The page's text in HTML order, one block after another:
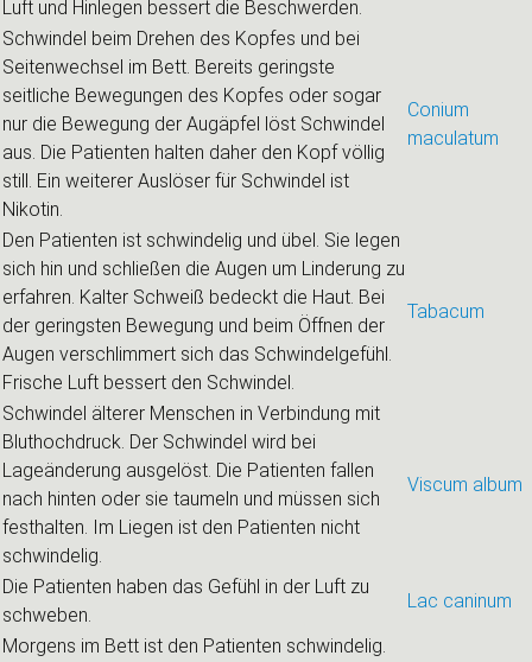
Luft und Hinlegen bessert die Beschwerden.
Schwindel beim Drehen des Kopfes und bei
Seitenwechsel im Bett. Bereits geringste
seitliche Bewegungen des Kopfes oder sogar
nur die Bewegung der Augäpfel löst Schwindel
aus. Die Patienten halten daher den Kopf völlig
still. Ein weiterer Auslöser für Schwindel ist
Nikotin.
Conium
maculatum
Den Patienten ist schwindelig und übel. Sie legen
sich hin und schließen die Augen um Linderung zu
erfahren. Kalter Schweiß bedeckt die Haut. Bei
der geringsten Bewegung und beim Öffnen der
Augen verschlimmert sich das Schwindelgefühl.
Frische Luft bessert den Schwindel.
Tabacum
Schwindel älterer Menschen in Verbindung mit
Bluthochdruck. Der Schwindel wird bei
Lageänderung ausgelöst. Die Patienten fallen
nach hinten oder sie taumeln und müssen sich
festhalten. Im Liegen ist den Patienten nicht
schwindelig.
Viscum album
Die Patienten haben das Gefühl in der Luft zu
schweben.
Lac caninum
Morgens im Bett ist den Patienten schwindelig.